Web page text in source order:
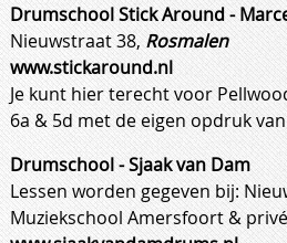
Drumschool Stick Around -
Nieuwstraat 38,Rosmalen
www.stickaround.nl
Je kunt hier terecht voor
6a & 5d met de eigen opdruk
Drumschool - Sjaak van Dam
Lessen worden gegeven bij:
Muziekschool Amersfoort &